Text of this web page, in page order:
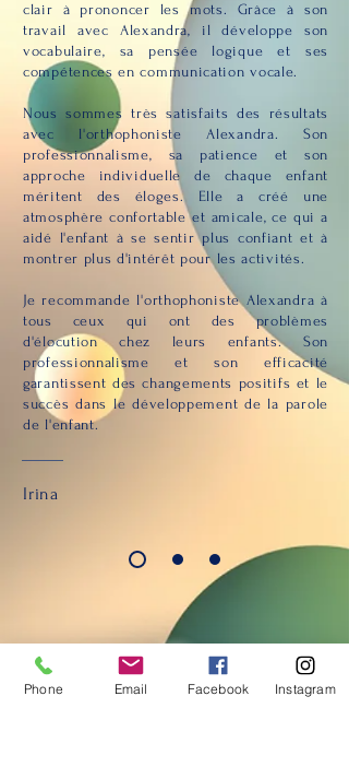
clair à prononcer les mots. Grâce à son
travail avec Alexandra, il développe son
vocabulaire, sa pensée logique et ses
compétences en communication vocale.
Nous sommes très satisfaits des résultats
avec l'orthophoniste Alexandra. Son
professionnalisme, sa patience et son
approche individuelle de chaque enfant
méritent des éloges. Elle a créé une
atmosphère confortable et amicale, ce qui a
aidé l'enfant à se sentir plus confiant et à
montrer plus d'intérêt pour les activités.
Je recommande l'orthophoniste Alexandra à
tous ceux qui ont des problèmes
d'élocution chez leurs enfants. Son
professionnalisme et son efficacité
garantissent des changements positifs et le
succès dans le développement de la parole
de l'enfant.
Irina
Phone Email Facebook Instagram